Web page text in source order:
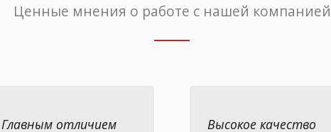
Ценные мнения о работе с нашей компанией
Главным отличием
Высокое качество